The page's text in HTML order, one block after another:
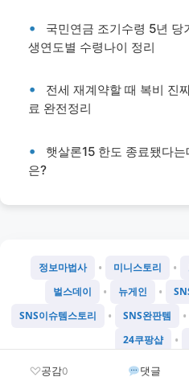
국민연금 조기수령 5년 당
생연도별 수령나이 정리
전세 재계약할 때 복비 진
료 완전정리
햇살론15 한도 종료됐다
은?
공감0 댓글
정보마법사 • 미니스토리 •
벌스데이 • 뉴게인 •
SNS이슈템스토리 • SNS완판템 •
24쿠팡샵 •
©2026